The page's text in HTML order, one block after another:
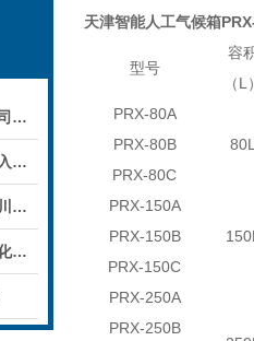
陕西铎鑫环境检测技术有限公司采购我司全自动液液萃取仪
川一仪器高温喷雾干燥机成功入驻鄱阳职业学院，助力职业教育实训平台升级
中国农业科学院烟草研究采购川一仪器喷雾干燥机
恭喜安徽建筑大学采购我司光化学反应仪
天津智能人工气候箱
型号
容
（L）
PRX-80A
80L
PRX-80B
PRX-80C
PRX-150A
150L
PRX-150B
PRX-150C
PRX-250A
PRX-250B